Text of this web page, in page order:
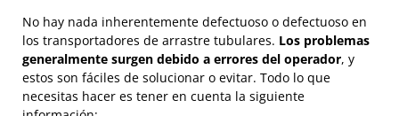
No hay nada inherentemente defectuoso o defectuoso en
los transportadores de arrastre tubulares. Los problemas
generalmente surgen debido a errores del operador, y
estos son fáciles de solucionar o evitar. Todo lo que
necesitas hacer es tener en cuenta la siguiente